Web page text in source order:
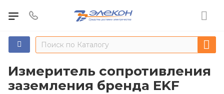
Измеритель сопротивления
заземления бренда EKF